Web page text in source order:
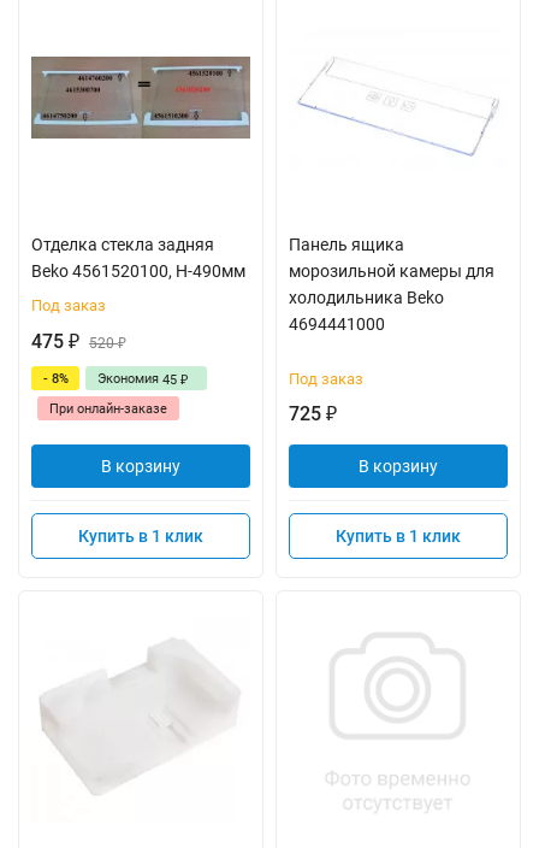
Отделка стекла задняя
Beko 4561520100, Н-490мм
Под заказ
475 ₽ 520₽
- 8% Экономия 45 ₽
При онлайн-заказе
В корзину
Купить в 1 клик
Панель ящика
морозильной камеры для
холодильника Beko
4694441000
Под заказ
725 ₽
В корзину
Купить в 1 клик